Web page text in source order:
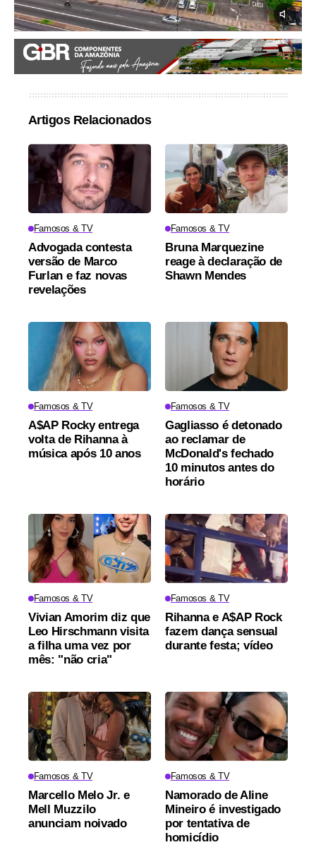
Artigos Relacionados
Famosos & TV
Advogada contesta
versão de Marco
Furlan e faz novas
revelações
Famosos & TV
Bruna Marquezine
reage à declaração de
Shawn Mendes
Famosos & TV
A$AP Rocky entrega
volta de Rihanna à
música após 10 anos
Famosos & TV
Gagliasso é detonado
ao reclamar de
McDonald's fechado
10 minutos antes do
horário
Famosos & TV
Vivian Amorim diz que
Leo Hirschmann visita
a filha uma vez por
mês: "não cria"
Famosos & TV
Rihanna e A$AP Rock
fazem dança sensual
durante festa; vídeo
Famosos & TV
Marcello Melo Jr. e
Mell Muzzilo
anunciam noivado
Famosos & TV
Namorado de Aline
Mineiro é investigado
por tentativa de
homicídio